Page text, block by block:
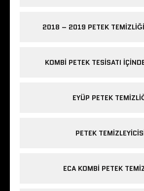
2018 – 2019 PETEK TEMIZLIĞI
KOMBI PETEK TESISATI
EYÜP PETEK
PETEK
ECA KOMBI PETEK